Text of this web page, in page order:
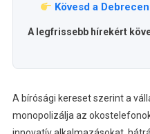
Kövesd a
A legfrissebb hírekért
A bírósági kereset szerint a
monopolizálja az